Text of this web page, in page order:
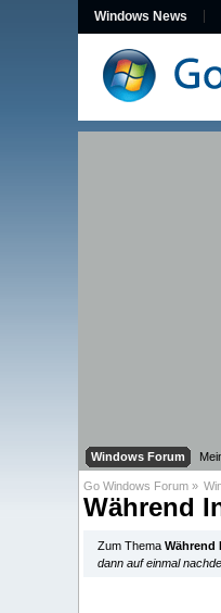
Windows News
Windows Forum
Go Windows Forum »
Während
Zum ThemaWährend
dann auf einmal